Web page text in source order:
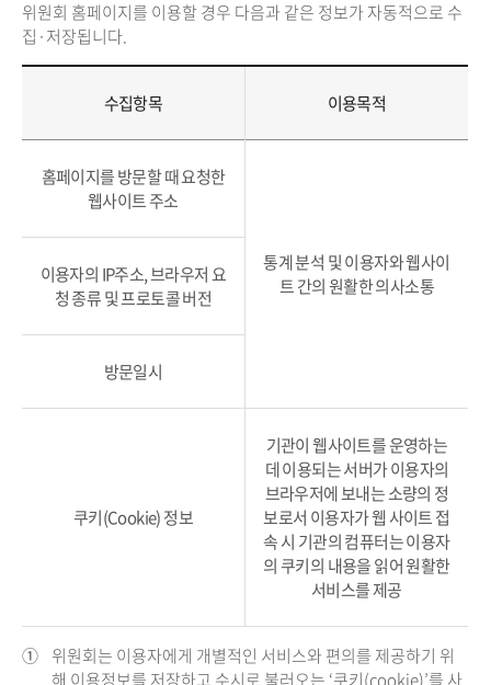
위원회 홈페이지를 이용할 경우 다음과 같은 정보가 자동적으로 수
집·저장됩니다.
수집항목 이용목적
홈페이지를 방문할 때 요청한
웹사이트 주소
통계 분석 및 이용자와 웹사이
트 간의 원활한 의사소통
이용자의 IP주소, 브라우저 요
청 종류 및 프로토콜 버전
방문일시
쿠키(Cookie) 정보
기관이 웹사이트를 운영하는
데 이용되는 서버가 이용자의
브라우저에 보내는 소량의 정
보로서 이용자가 웹 사이트 접
속 시 기관의 컴퓨터는 이용자
의 쿠키의 내용을 읽어 원활한
서비스를 제공
① 위원회는 이용자에게 개별적인 서비스와 편의를 제공하기 위
해 이용정보를 저장하고 수시로 불러오는 ‘쿠키(cookie)’를 사